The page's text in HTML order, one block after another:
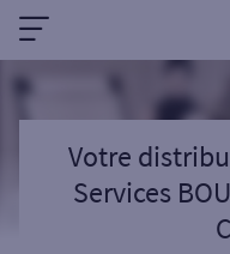
Votre
Services